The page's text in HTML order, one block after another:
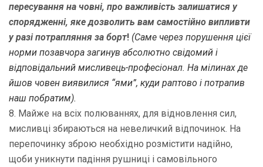
пересування на човні, про важливість залишатися у
спорядженні, яке дозволить вам самостійно випливти
у разі потрапляння за борт! (Саме через порушення цієї
норми позавчора загинув абсолютно свідомий і
відповідальний мисливець-професіонал. На мілинах де
йшов човен виявилися “ями”, куди раптово і потрапив
наш побратим).
8. Майже на всіх полюваннях, для відновлення сил,
мисливці збираються на невеличкий відпочинок. На
перепочинку зброю необхідно розмістити надійно,
щоби уникнути падіння рушниці і самовільного